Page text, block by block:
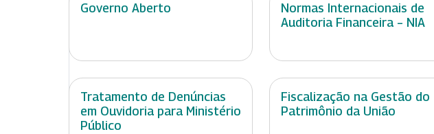
Governo Aberto
Normas Internacionais de
Auditoria Financeira – NIA
Tratamento de Denúncias
em Ouvidoria para Ministério
Público
Fiscalização na Gestão do
Patrimônio da União